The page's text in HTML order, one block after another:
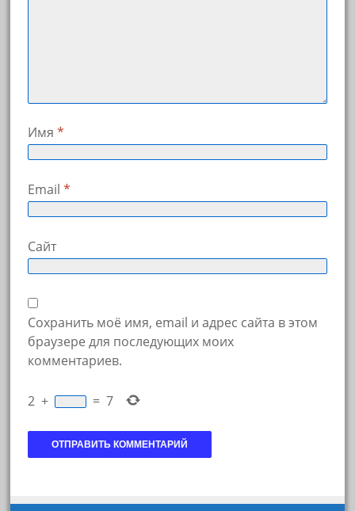
Имя *
Email *
Сайт
Сохранить моё имя, email и адрес сайта в этом
браузере для последующих моих
комментариев.
2 + = 7